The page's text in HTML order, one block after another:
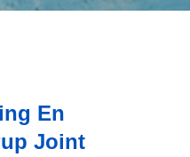
En
Joint